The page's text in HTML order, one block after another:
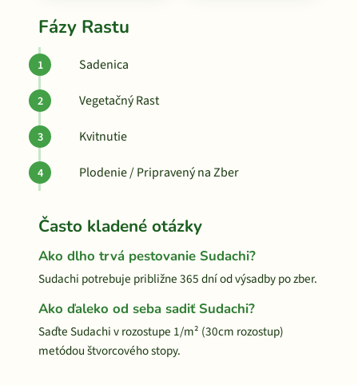
Fázy Rastu
Sadenica
Vegetačný Rast
Kvitnutie
Plodenie / Pripravený na Zber
Často kladené otázky
Ako dlho trvá pestovanie Sudachi?
Sudachi potrebuje približne 365 dní od výsadby po zber.
Ako ďaleko od seba sadiť Sudachi?
Saďte Sudachi v rozostupe 1/m² (30cm rozostup)
metódou štvorcového stopy.